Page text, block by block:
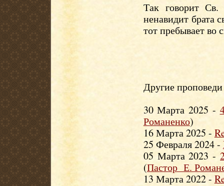
Так говорит
ненавидит брата
тот пребывает во
Другие
30 Марта 2025 -
Романенко)
16 Марта 2025 -
25 Февраля 2024 -
05 Марта 2023 -
(Пастор Е.
13 Марта 2022 -